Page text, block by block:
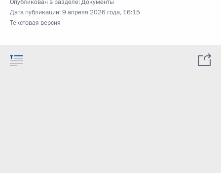
Опубликован в разделе:Документы
Дата публикации:9 апреля 2026 года, 16:15
Текстовая версия